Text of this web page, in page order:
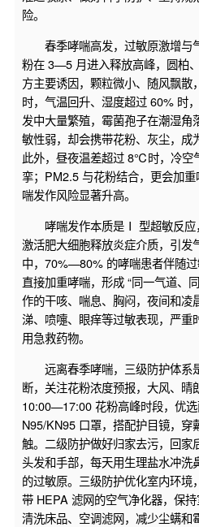
险。
春季哮喘高发，过敏原激增与
粉在 3—5 月进入释放高峰，圆柏
方主要诱因，颗粒微小、随风飘散
时，气温回升、湿度超过 60% 时
发中大量繁殖，霉菌孢子在潮湿
敏性弱，却会携带花粉、灰尘，成
此外，昼夜温差超过 8℃时，冷空
挛；PM2.5 与花粉结合，更会加
喘发作风险显著升高。
哮喘发作本质是Ⅰ 型超敏反应
激活肥大细胞释放炎症介质，引发
中，70%—80% 的哮喘患者伴随
直接加重哮喘，形成 “同一气道、
作的干咳、喘息、胸闷，夜间和凌
涕、喷嚏、眼痒等过敏表现，严重
用急救药物。
远离春季哮喘，三级防护体系
断，关注花粉浓度预报，大风、晴
10:00—17:00 花粉高峰时段，优
N95/KN95 口罩，搭配护目镜，穿
触。二级防护做好归家去污，回家
头发和手部，每天用生理盐水冲
的过敏原。三级防护优化室内环境
带 HEPA 滤网的空气净化器，保
清洗床品、空调滤网，减少尘螨和